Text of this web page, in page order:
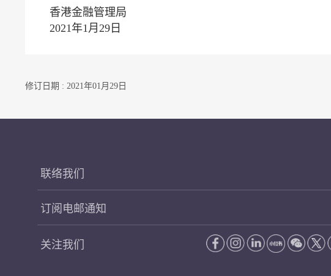
香港金融管理局
2021年1月29日
修订日期 : 2021年01月29日
联络我们
订阅电邮通知
关注我们